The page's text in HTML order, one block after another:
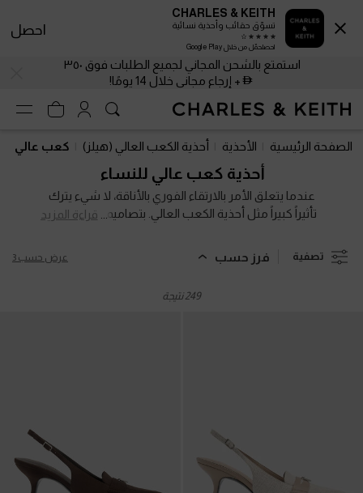
استمتع بالشحن المجاني لجميع الطلبات فوق ٣٥٠
+ إرجاع مجاني خلال 14 يومًا!
استمتع بالشحن المجاني لجميع الطلبات فوق ٣٥٠
+ إرجاع مجاني خلال 14 يومًا!
الصفحة الرئيسية
الأحذية أحذية الكعب العالي (هيلز) كعب عالي
أحذية كعب عالي للنساء
عندما يتعلق الأمر بالارتقاء الفوري بالأناقة، لا شيء يترك
تأثيراً كبيراً مثل أحذية الكعب العالي. بتصاميمها الشاهقة
الكعب العالي وسيلة رائعة للتميز عن الحشود - بالمعنى
قراءة المزيد
تصفية فرز حسب عرض حسب 3
249 نتيجة
CHARLES & KEITH
تسوّق حقائب وأحذية نسائية
احصلحمّل من خلال Google Play
احصل